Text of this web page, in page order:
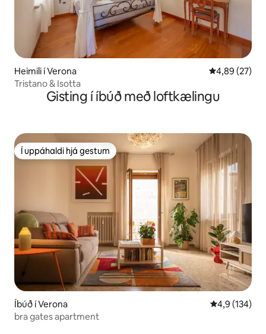
Heimili í Verona 4,89 af 5 í
4,89 (27)
Tristano & Isotta
Gisting í íbúð með loftkælingu
Í uppáhaldi hjá gestum
Í uppáhaldi hjá gestum
Íbúð í Verona 4,9 af 5 í
4,9 (134)
bra gates apartment